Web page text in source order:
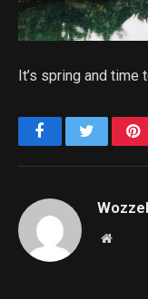
It’s spring and time
FacebookTwitter
Wozzel
Website